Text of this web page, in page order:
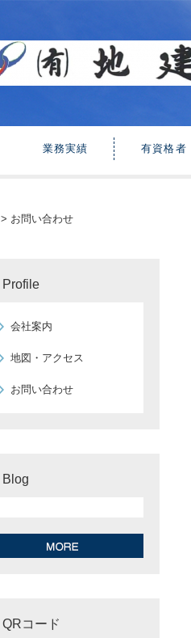
業務実績 有資格者
> お問い合わせ
Profile
会社案内
地図・アクセス
お問い合わせ
Blog
QRコード